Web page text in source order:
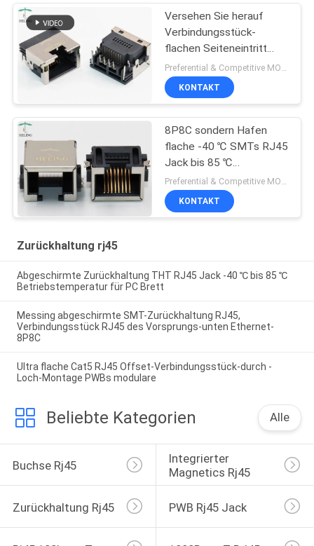
Versehen Sie herauf
Verbindungsstück-
flachen Seiteneintritt
konformes RoHS 1x1
8P8C RJ45 mit Laschen
KONTAKT
8P8C sondern Hafen
flache -40 ℃ SMTs RJ45
Jack bis 85 ℃
Betriebstemperatur ausPreferential & Competitive MOQ:1000
KONTAKT
Zurückhaltung rj45
Abgeschirmte Zurückhaltung THT RJ45 Jack -40 ℃ bis 85 ℃
Betriebstemperatur für PC Brett
Messing abgeschirmte SMT-Zurückhaltung RJ45,
Verbindungsstück RJ45 des Vorsprungs-unten Ethernet-
8P8C
Ultra flache Cat5 RJ45 Offset-Verbindungsstück-durch -
Loch-Montage PWBs modulare
Beliebte Kategorien Alle
Buchse Rj45
Integrierter
Magnetics Rj45
Zurückhaltung Rj45 PWB Rj45 Jack